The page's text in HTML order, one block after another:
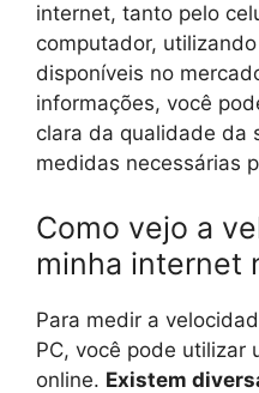
internet, tanto pelo
computador,
disponíveis no
informações, você
clara da qualidade da
medidas necessárias
Como vejo a
minha internet
Para medir a
PC, você pode utilizar
online. Existem